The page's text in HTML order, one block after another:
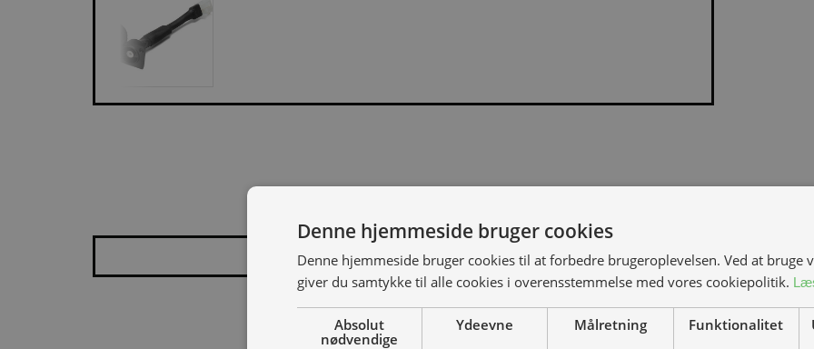
Denne hjemmeside bruger cookies
Denne hjemmeside bruger cookies til at forbedre brugeroplevelsen. Ved at bruge
giver du samtykke til alle cookies i overensstemmelse med vores cookiepolitik.
Absolut
nødvendige
Ydeevne Målretning Funktionalitet